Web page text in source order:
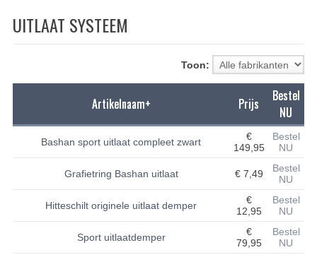
CFMOTO 500-A/2A / GOES 520
PAKKINGEN
PLASTIC PARTS
UITLAAT SYSTEEM
Toon:
Artikelnaam+ Prijs
Bestel
NU
Bashan sport uitlaat compleet zwart
€
149,95
Bestel
NU
Grafietring Bashan uitlaat € 7,49
Bestel
NU
Hitteschilt originele uitlaat demper
€
12,95
Bestel
NU
Sport uitlaatdemper
€
79,95
Bestel
NU